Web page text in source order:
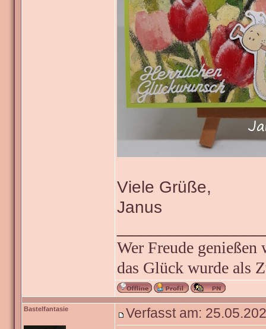
Viele Grüße,
Janus
Wer Freude
das Glück wurde als
Bastelfantasie Verfasst am: